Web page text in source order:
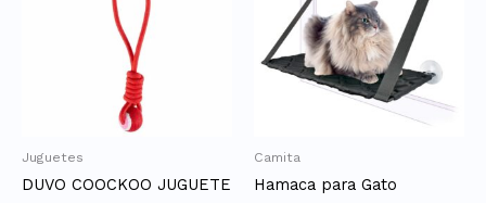
Juguetes
DUVO COOCKOO JUGUETE
Camita
Hamaca para Gato